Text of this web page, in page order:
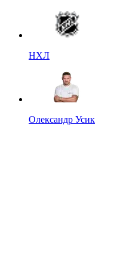
НХЛ
Олександр Усик